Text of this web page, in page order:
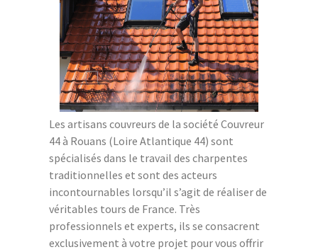
Les artisans couvreurs de la société Couvreur
44 à Rouans (Loire Atlantique 44) sont
spécialisés dans le travail des charpentes
traditionnelles et sont des acteurs
incontournables lorsqu’il s’agit de réaliser de
véritables tours de France. Très
professionnels et experts, ils se consacrent
exclusivement à votre projet pour vous offrir